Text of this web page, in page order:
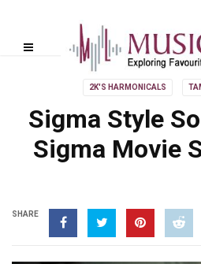
2K'S HARMONICALS
Sigma Style
Sigma Movie
SHARE